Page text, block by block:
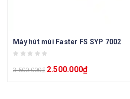
Máy hút mùi Faster FS SYP 7002
3.500.000₫ 2.500.000₫